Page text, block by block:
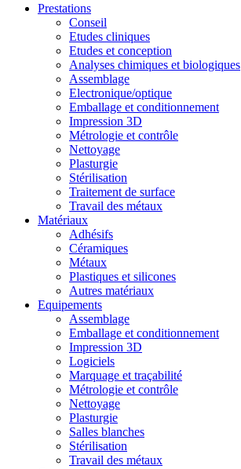
Prestations
Conseil
Etudes cliniques
Etudes et conception
Analyses chimiques et biologiques
Assemblage
Electronique/optique
Emballage et conditionnement
Impression 3D
Métrologie et contrôle
Nettoyage
Plasturgie
Stérilisation
Traitement de surface
Travail des métaux
Matériaux
Adhésifs
Céramiques
Métaux
Plastiques et silicones
Autres matériaux
Equipements
Assemblage
Emballage et conditionnement
Impression 3D
Logiciels
Marquage et traçabilité
Métrologie et contrôle
Nettoyage
Plasturgie
Salles blanches
Stérilisation
Travail des métaux